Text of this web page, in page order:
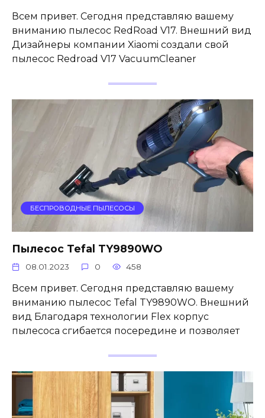
Всем привет. Сегодня представляю вашему
вниманию пылесос RedRoad V17. Внешний вид
Дизайнеры компании Xiaomi создали свой
пылесос Redroad V17 VacuumCleaner
БЕСПРОВОДНЫЕ ПЫЛЕСОСЫ
Пылесос Tefal TY9890WO
08.01.2023 0 458
Всем привет. Сегодня представляю вашему
вниманию пылесос Tefal TY9890WO. Внешний
вид Благодаря технологии Flex корпус
пылесоса сгибается посередине и позволяет